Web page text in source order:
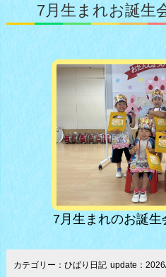
7月生まれお誕生
7月生まれのお誕
カテゴリー：ひばり日記 update：